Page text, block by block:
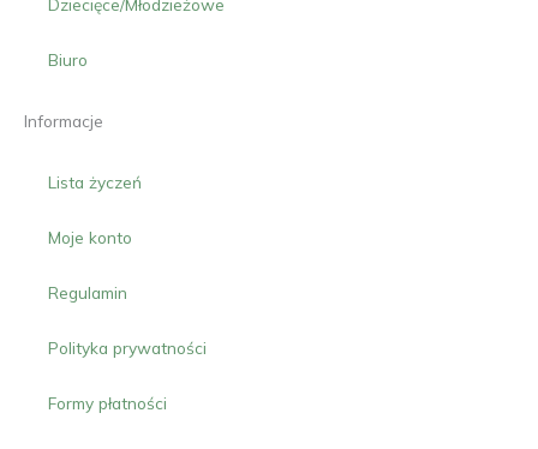
Dziecięce/Młodzieżowe
Biuro
Informacje
Lista życzeń
Moje konto
Regulamin
Polityka prywatności
Formy płatności